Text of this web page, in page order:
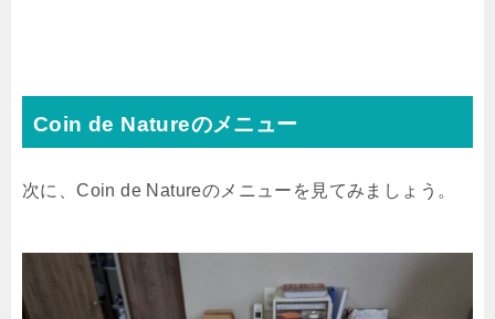
Coin de Natureのメニュー
次に、Coin de Natureのメニューを見てみましょう。